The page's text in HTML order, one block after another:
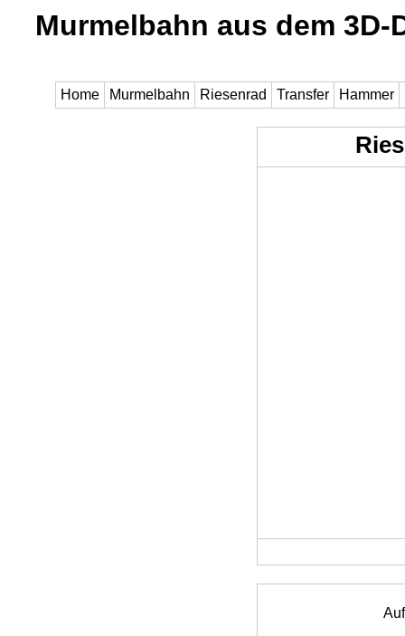
Murmelbahn aus dem
Home Murmelbahn Riesenrad Transfer Hammer